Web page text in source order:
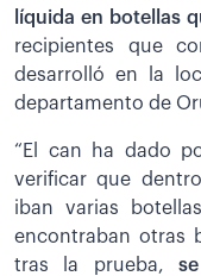
líquida en botellas
recipientes que
desarrolló en la
departamento de
“El can ha dado
verificar que
iban varias
encontraban otras
tras la prueba,